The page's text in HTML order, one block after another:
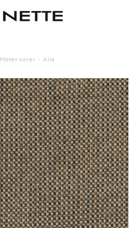
Metervarer - Alle